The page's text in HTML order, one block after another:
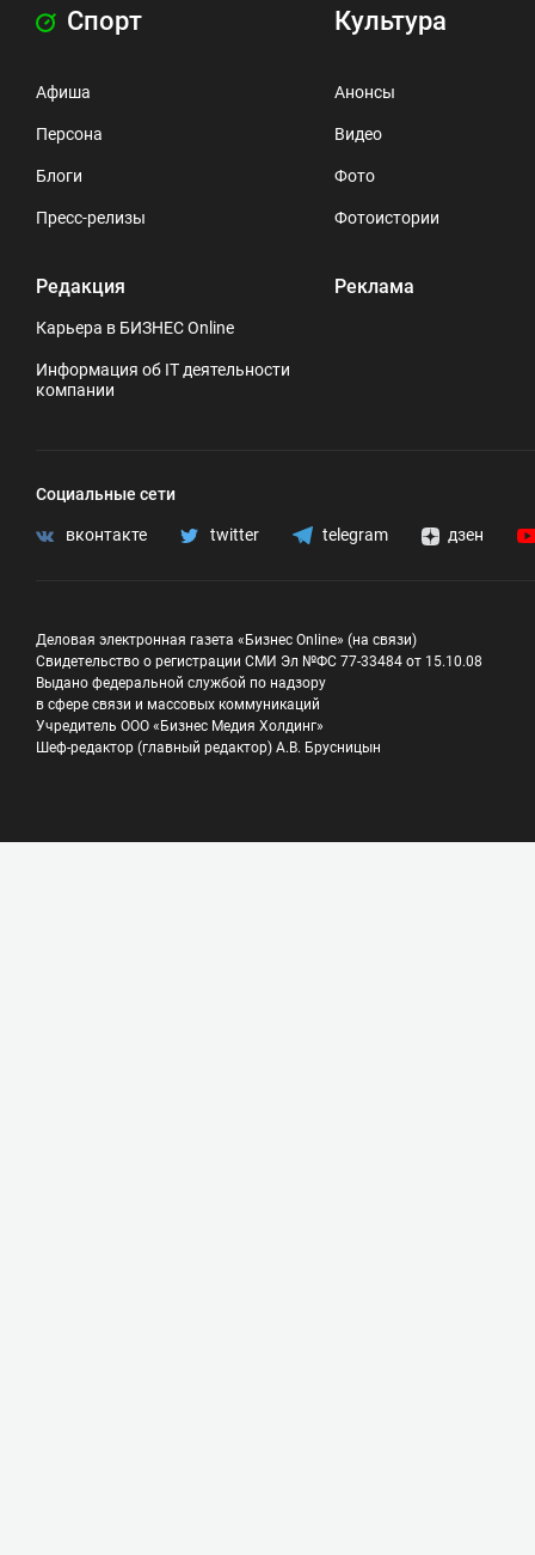
Спорт
Афиша
Персона
Блоги
Пресс-релизы
Редакция
Карьера в БИЗНЕС Online
Информация об IT деятельности
компании
Культура
Анонсы
Видео
Фото
Фотоистории
Реклама
Социальные сети
вконтакте twitter telegram дзен
Деловая электронная газета «Бизнес Online» (на связи)
Свидетельство о регистрации СМИ Эл №ФС 77-33484 от 15.10.08
Выдано федеральной службой по надзору
в сфере связи и массовых коммуникаций
Учредитель ООО «Бизнес Медия Холдинг»
Шеф-редактор (главный редактор) А.В. Брусницын